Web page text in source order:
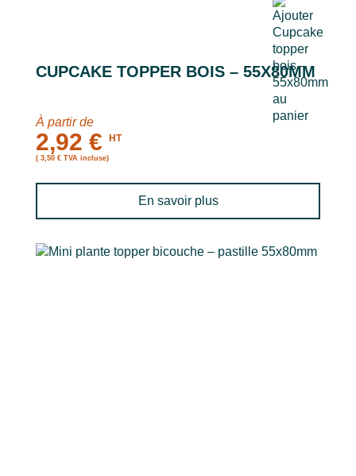
CUPCAKE TOPPER BOIS – 55X80MM
À partir de
2,92 € HT
( 3,50 € TVA incluse)
En savoir plus